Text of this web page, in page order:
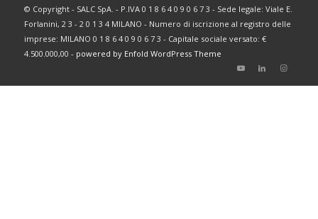
© Copyright - SALC SpA. - P.IVA 0 1 8 6 4 0 9 0 6 7 3 - Sede legale: Viale E.
Forlanini, 2 3 - 2 0 1 3 4 MILANO - Numero di iscrizione al registro delle
imprese: MILANO 0 1 8 6 4 0 9 0 6 7 3 - Capitale sociale versato: €
4.500.000,00 - powered by Enfold WordPress Theme